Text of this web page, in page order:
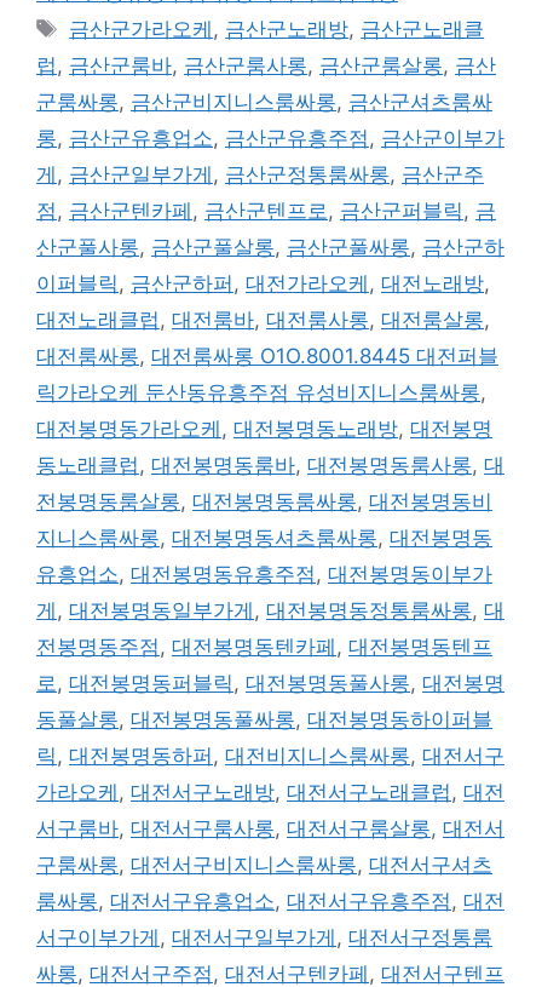
리
태
그
금산군가라오케 , 금산군노래방, 금산군노래클
럽 , 금산군룸바, 금산군룸사롱, 금산군룸살롱, 금산
군룸싸롱, 금산군비지니스룸싸롱, 금산군셔츠룸싸
롱, 금산군유흥업소, 금산군유흥주점 , 금산군이부가
게 , 금산군일부가게 , 금산군정통룸싸롱, 금산군주
점 , 금산군텐카페 , 금산군텐프로 , 금산군퍼블릭 , 금
산군풀사롱, 금산군풀살롱, 금산군풀싸롱, 금산군하
이퍼블릭 , 금산군하퍼 , 대전가라오케 , 대전노래방,
대전노래클럽 , 대전룸바, 대전룸사롱, 대전룸살롱,
대전룸싸롱, 대전룸싸롱 O1O.8001.8445 대전퍼블
릭가라오케 둔산동유흥주점 유성비지니스룸싸롱,
대전봉명동가라오케 , 대전봉명동노래방, 대전봉명
동노래클럽 , 대전봉명동룸바, 대전봉명동룸사롱, 대
전봉명동룸살롱, 대전봉명동룸싸롱, 대전봉명동비
지니스룸싸롱, 대전봉명동셔츠룸싸롱, 대전봉명동
유흥업소, 대전봉명동유흥주점 , 대전봉명동이부가
게 , 대전봉명동일부가게 , 대전봉명동정통룸싸롱, 대
전봉명동주점 , 대전봉명동텐카페 , 대전봉명동텐프
로 , 대전봉명동퍼블릭 , 대전봉명동풀사롱, 대전봉명
동풀살롱, 대전봉명동풀싸롱, 대전봉명동하이퍼블
릭 , 대전봉명동하퍼 , 대전비지니스룸싸롱, 대전서구
가라오케 , 대전서구노래방, 대전서구노래클럽 , 대전
서구룸바, 대전서구룸사롱, 대전서구룸살롱, 대전서
구룸싸롱, 대전서구비지니스룸싸롱, 대전서구셔츠
룸싸롱, 대전서구유흥업소, 대전서구유흥주점 , 대전
서구이부가게 , 대전서구일부가게 , 대전서구정통룸
싸롱, 대전서구주점 , 대전서구텐카페 , 대전서구텐프